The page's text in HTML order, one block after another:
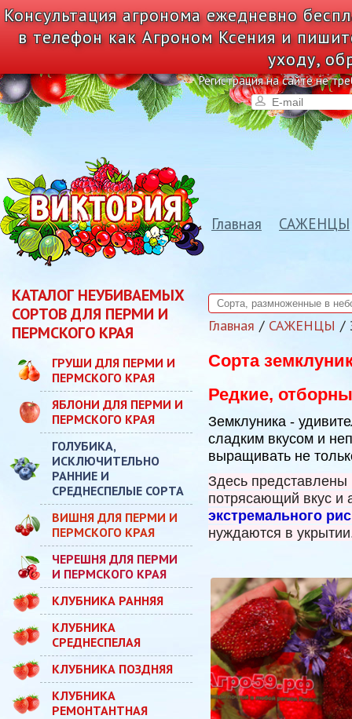
Консультация агронома ежедневно
в телефон как Агроном Ксения и
уходу,
Регистрация на сайте не
Главная САЖЕНЦЫ
КАТАЛОГ НЕУБИВАЕМЫХ
СОРТОВ ДЛЯ ПЕРМИ И
ПЕРМСКОГО КРАЯ
ГРУШИ ДЛЯ ПЕРМИ И
ПЕРМСКОГО КРАЯ
ЯБЛОНИ ДЛЯ ПЕРМИ И
ПЕРМСКОГО КРАЯ
ГОЛУБИКА,
ИСКЛЮЧИТЕЛЬНО
РАННИЕ И
СРЕДНЕСПЕЛЫЕ СОРТА
ВИШНЯ ДЛЯ ПЕРМИ И
ПЕРМСКОГО КРАЯ
ЧЕРЕШНЯ ДЛЯ ПЕРМИ
И ПЕРМСКОГО КРАЯ
КЛУБНИКА РАННЯЯ
КЛУБНИКА
СРЕДНЕСПЕЛАЯ
КЛУБНИКА ПОЗДНЯЯ
КЛУБНИКА
РЕМОНТАНТНАЯ
Главная САЖЕНЦЫ
Сорта
Редкие,
Земклуника -
сладким вкусом и
выращивать не
Здесь представлены
потрясающий вкус и
экстремального
нуждаются в